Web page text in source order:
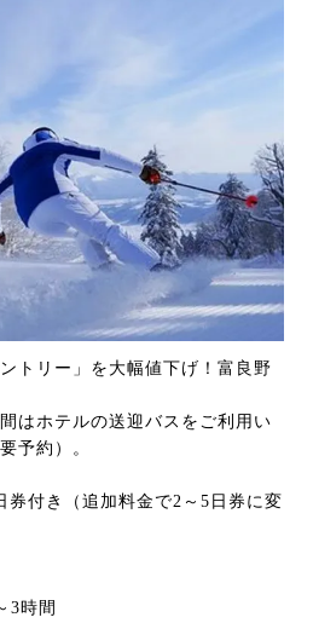
トリー」を大幅値下げ！富良野
はホテルの送迎バスをご利用い
予約）。
券付き（追加料金で2～5日券に変
3時間